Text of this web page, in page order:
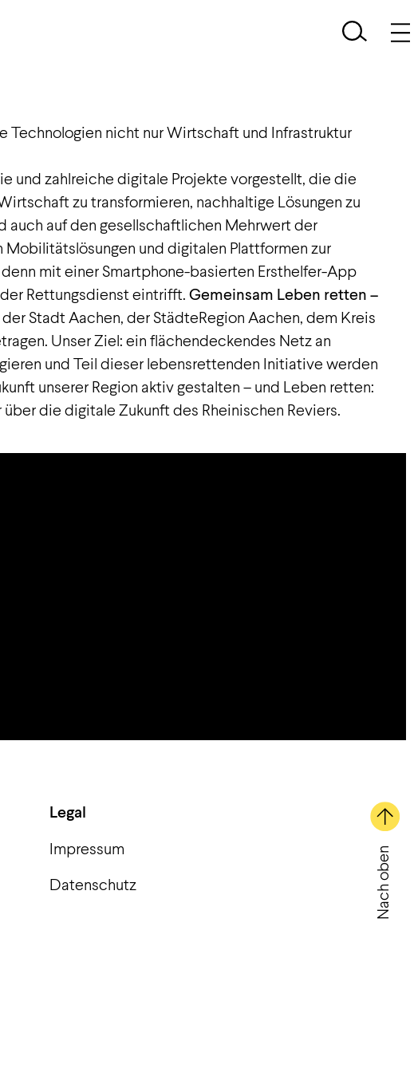
sind ein Teil davon! Die Initiative „Region Aachen
Technologien nicht nur Wirtschaft und Infrastruktur
und zahlreiche digitale Projekte vorgestellt, die die
zu transformieren, nachhaltige Lösungen zu
auch auf den gesellschaftlichen Mehrwert der
Mobilitätslösungen und digitalen Plattformen zur
mit einer Smartphone-basierten Ersthelfer-App
Rettungsdienst eintrifft. Gemeinsam Leben retten –
Stadt Aachen, der StädteRegion Aachen, dem Kreis
Unser Ziel: ein flächendeckendes Netz an
und Teil dieser lebensrettenden Initiative werden
unserer Region aktiv gestalten – und Leben retten:
über die digitale Zukunft des Rheinischen Reviers.
Legal
Impressum
Datenschutz
Nach oben